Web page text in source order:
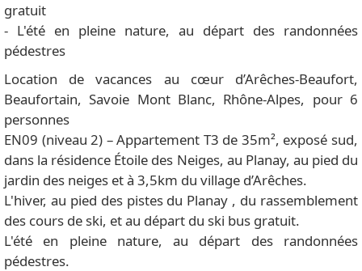
gratuit
- L'été en pleine nature, au départ des randonnées
pédestres
Location de vacances au cœur d’Arêches-Beaufort,
Beaufortain, Savoie Mont Blanc, Rhône-Alpes, pour 6
personnes
EN09 (niveau 2) – Appartement T3 de 35m², exposé sud,
dans la résidence Étoile des Neiges, au Planay, au pied du
jardin des neiges et à 3,5km du village d’Arêches.
L'hiver, au pied des pistes du Planay , du rassemblement
des cours de ski, et au départ du ski bus gratuit.
L'été en pleine nature, au départ des randonnées
pédestres.